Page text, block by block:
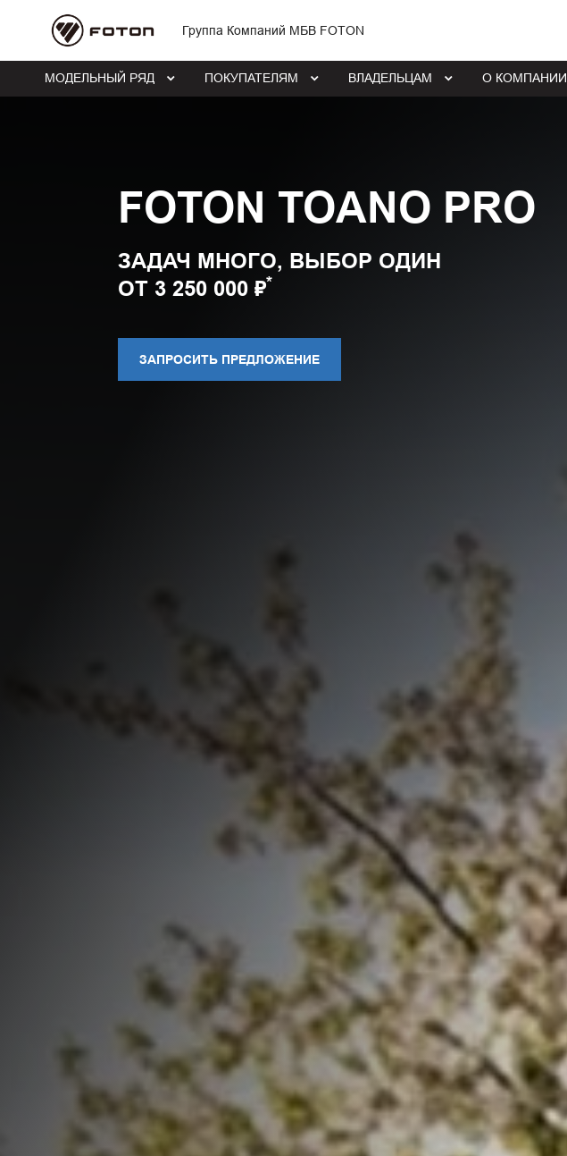
Группа Компаний МБВ FOTON
МОДЕЛЬНЫЙ РЯД ПОКУПАТЕЛЯМ ВЛАДЕЛЬЦАМ О КОМПАНИИ
FOTON TOANO PRO
ЗАДАЧ МНОГО, ВЫБОР ОДИН
ОТ 3 250 000 ₽*
ЗАПРОСИТЬ ПРЕДЛОЖЕНИЕ